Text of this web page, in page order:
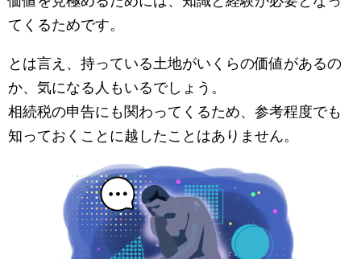
てくるためです。
とは言え、持っている土地がいくらの価値があるの
か、気になる人もいるでしょう。
相続税の申告にも関わってくるため、参考程度でも
知っておくことに越したことはありません。